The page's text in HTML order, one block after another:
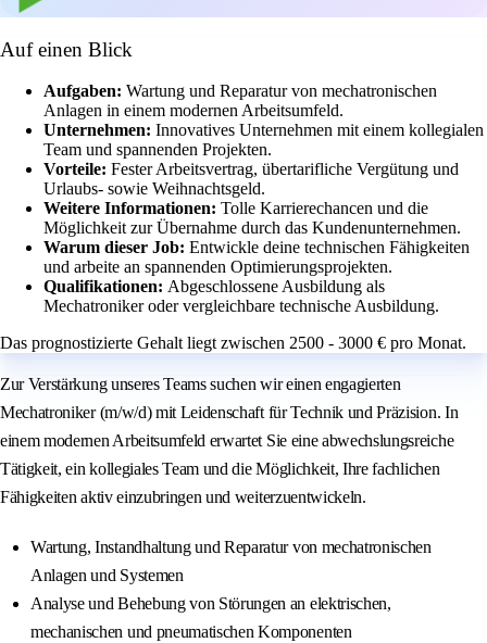
Auf einen Blick
Aufgaben: Wartung und Reparatur von mechatronischen
Anlagen in einem modernen Arbeitsumfeld.
Unternehmen: Innovatives Unternehmen mit einem kollegialen
Team und spannenden Projekten.
Vorteile: Fester Arbeitsvertrag, übertarifliche Vergütung und
Urlaubs- sowie Weihnachtsgeld.
Weitere Informationen: Tolle Karrierechancen und die
Möglichkeit zur Übernahme durch das Kundenunternehmen.
Warum dieser Job: Entwickle deine technischen Fähigkeiten
und arbeite an spannenden Optimierungsprojekten.
Qualifikationen: Abgeschlossene Ausbildung als
Mechatroniker oder vergleichbare technische Ausbildung.
Das prognostizierte Gehalt liegt zwischen 2500 - 3000 € pro Monat.
Zur Verstärkung unseres Teams suchen wir einen engagierten
Mechatroniker (m/w/d) mit Leidenschaft für Technik und Präzision. In
einem modernen Arbeitsumfeld erwartet Sie eine abwechslungsreiche
Tätigkeit, ein kollegiales Team und die Möglichkeit, Ihre fachlichen
Fähigkeiten aktiv einzubringen und weiterzuentwickeln.
Wartung, Instandhaltung und Reparatur von mechatronischen
Anlagen und Systemen
Analyse und Behebung von Störungen an elektrischen,
mechanischen und pneumatischen Komponenten